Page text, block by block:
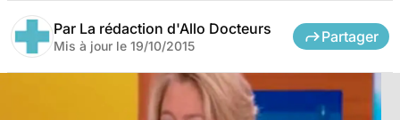
Par La rédaction d'Allo Docteurs
Mis à jour le 19/10/2015
Partager